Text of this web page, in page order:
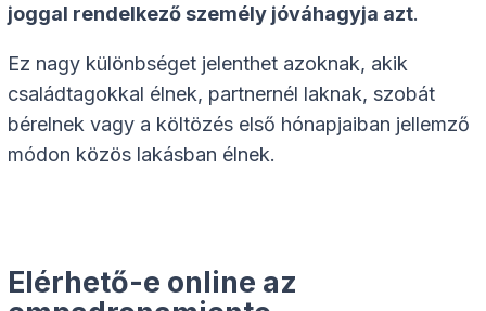
joggal rendelkező személy jóváhagyja azt.
Ez nagy különbséget jelenthet azoknak, akik
családtagokkal élnek, partnernél laknak, szobát
bérelnek vagy a költözés első hónapjaiban jellemző
módon közös lakásban élnek.
Elérhető-e online az